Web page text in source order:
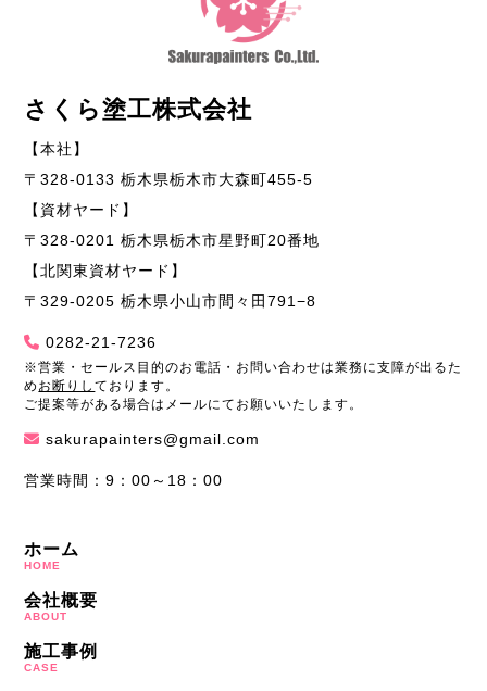
さくら塗工株式会社
【本社】
〒328-0133 栃木県栃木市大森町455-5
【資材ヤード】
〒328-0201 栃木県栃木市星野町20番地
【北関東資材ヤード】
〒329-0205 栃木県小山市間々田791−8
0282-21-7236
※営業・セールス目的のお電話・お問い合わせは業務に支障が出るた
め お断りしております。
ご提案等がある場合はメールにてお願いいたします。
sakurapainters@gmail.com
営業時間：9：00～18：00
ホーム
HOME
会社概要
ABOUT
施工事例
CASE